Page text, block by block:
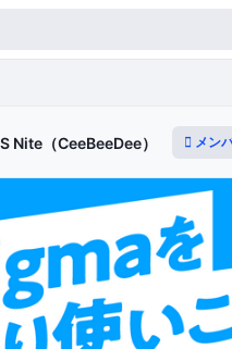
Nite（CeeBeeDee） メン